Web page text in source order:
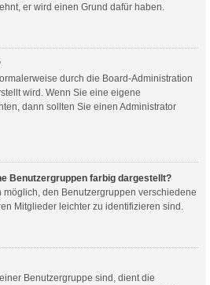
er wird einen Grund dafür haben.
durch die Board-Administration
wird. Wenn Sie eine eigene
dann sollten Sie einen Administrator
Benutzergruppen farbig dargestellt?
möglich, den Benutzergruppen verschiedene
Mitglieder leichter zu identifizieren sind.
Benutzergruppe sind, dient die